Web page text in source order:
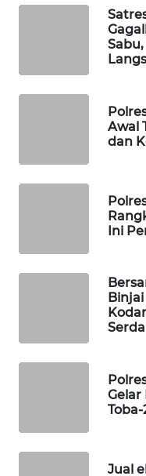
Awal
dan
Ini
Gelar
Toba-
Jual
LISTRIK
MAWAKA
ID
MKLI